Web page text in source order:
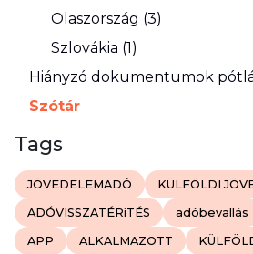
Olaszország (3)
Szlovákia (1)
Hiányzó dokumentumok
Szótár
Tags
JÖVEDELEMADÓ KÜLFÖLDI
ADÓVISSZATÉRíTÉS adóbevallás
APP ALKALMAZOTT